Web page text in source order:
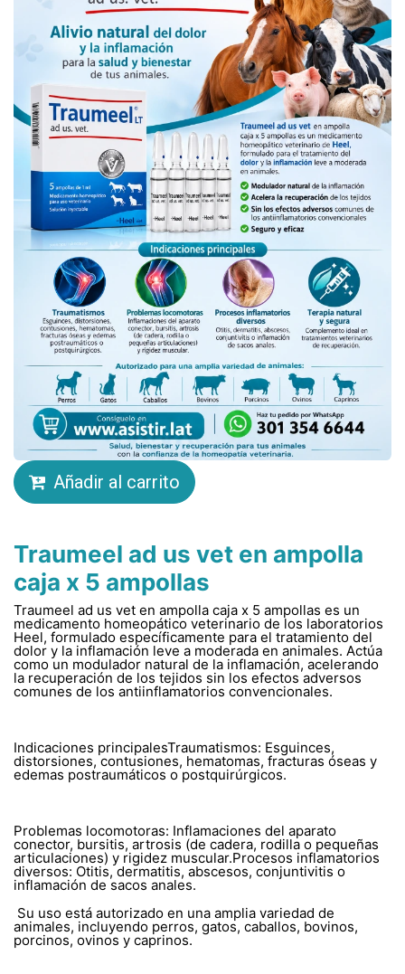
Añadir al carrito
Traumeel ad us vet en ampolla
caja x 5 ampollas
Traumeel ad us vet en ampolla caja x 5 ampollas es un
medicamento homeopático veterinario de los laboratorios
Heel, formulado específicamente para el tratamiento del
dolor y la inflamación leve a moderada en animales. Actúa
como un modulador natural de la inflamación, acelerando
la recuperación de los tejidos sin los efectos adversos
comunes de los antiinflamatorios convencionales.
Indicaciones principalesTraumatismos: Esguinces,
distorsiones, contusiones, hematomas, fracturas óseas y
edemas postraumáticos o postquirúrgicos.
Problemas locomotoras: Inflamaciones del aparato
conector, bursitis, artrosis (de cadera, rodilla o pequeñas
articulaciones) y rigidez muscular.Procesos inflamatorios
diversos: Otitis, dermatitis, abscesos, conjuntivitis o
inflamación de sacos anales.
Su uso está autorizado en una amplia variedad de
animales, incluyendo perros, gatos, caballos, bovinos,
porcinos, ovinos y caprinos.